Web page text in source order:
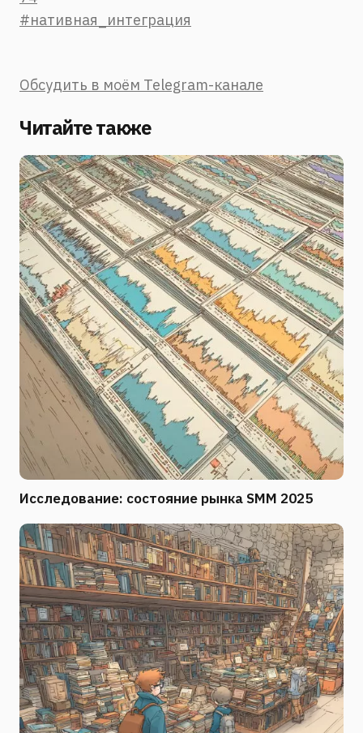
#нативная_интеграция
Обсудить в моём Telegram-канале
Читайте также
Исследование: состояние рынка SMM 2025